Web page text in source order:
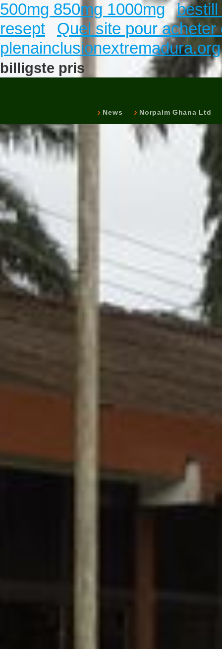
500mg 850mg 1000mg
resept
Quel site pour acheter
plenainclusionextremadura.org
billigste pris
News Norpalm Ghana Ltd